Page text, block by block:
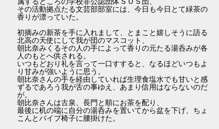
その活動拠点たる文芸部部室には、今日も今日とて緑茶の
香りが漂っていた。
初摘みの新茶を手に入れまして、とまこと嬉しそうに語る
北高の天使にして我が団のマスコット、
朝比奈みくるその人の手によって香りの元たる湯呑みが各
人のもとへ供される。
いつもどおり礼を言って一口すすると、なるほどいつもよ
り甘みが強いように思う。
朝比奈さんの手を経由していれば生理食塩水でも甘いと感
ずるであろう我が舌の事ゆえ、あまり信用はならないのだ
が。
朝比奈さんは古泉、長門と順にお茶を配り、
最後に机の端に自分の湯呑みを置いてから盆を下げ、ちょ
こんとパイプ椅子に腰掛けた。